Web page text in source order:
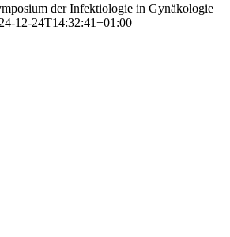
der Infektiologie in Gynäkologie
12-24T14:32:41+01:00